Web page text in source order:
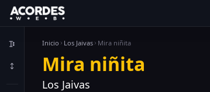
Inicio Los Jaivas Mira niñita
Mira niñita
Los Jaivas